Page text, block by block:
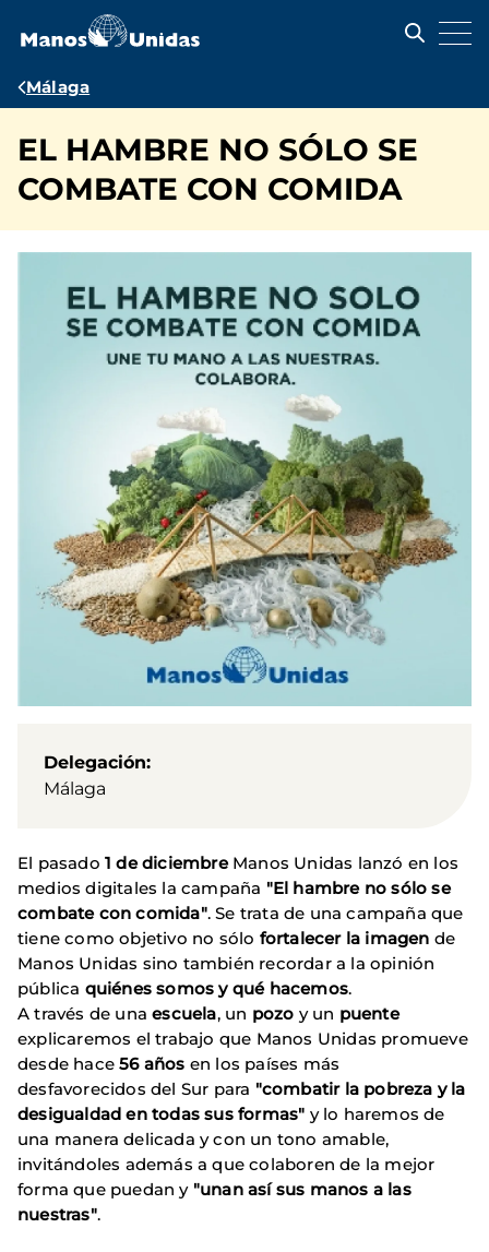
contenido
Ruta
navegación
Málaga
EL HAMBRE NO SÓLO SE
COMBATE CON COMIDA
Delegación
Málaga
El pasado 1 de diciembreManos Unidas lanzó en los
medios digitales la campaña "El hambre no sólo se
combate con comida". Se trata de una campaña que
tiene como objetivo no sólo fortalecer la imagen de
Manos Unidas sino también recordar a la opinión
pública quiénes somos y qué hacemos.
A través de una escuela, un pozo y un puente
explicaremos el trabajo que Manos Unidas promueve
desde hace56 años en los países más
desfavorecidos del Sur para "combatir la pobreza y la
desigualdad en todas sus formas" y lo haremos de
una manera delicada y con un tono amable,
invitándoles además a que colaboren de la mejor
forma que puedan y "unan así sus manos a las
nuestras".